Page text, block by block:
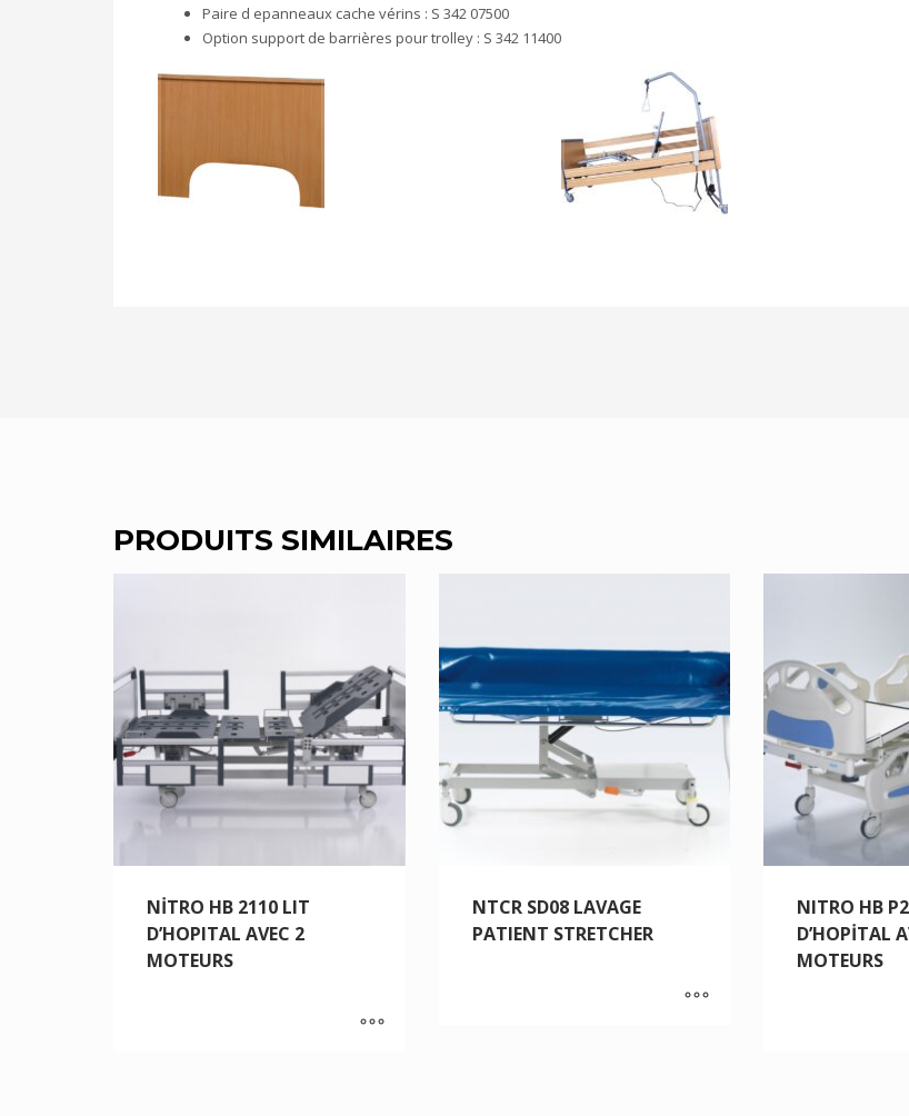
Paire d epanneaux cache vérins : S 342 07500
Option support de barrières pour trolley : S 342 11400
PRODUITS SIMILAIRES
NİTRO HB 2110 LIT
D’HOPITAL AVEC 2
MOTEURS
NTCR SD08 LAVAGE
PATIENT STRETCHER
NITRO HB
D’HOPİTAL
MOTEURS